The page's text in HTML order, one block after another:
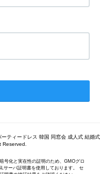
ティードレス 韓国 同窓会 成人式 結婚式
Reserved.
号化と実在性の証明のため、GMOグロ
サーバ証明書を使用しております。 セ